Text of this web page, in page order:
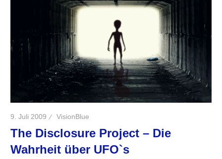
9. Juli 2009 VisionBlue
The Disclosure Project – Die
Wahrheit über UFO`s